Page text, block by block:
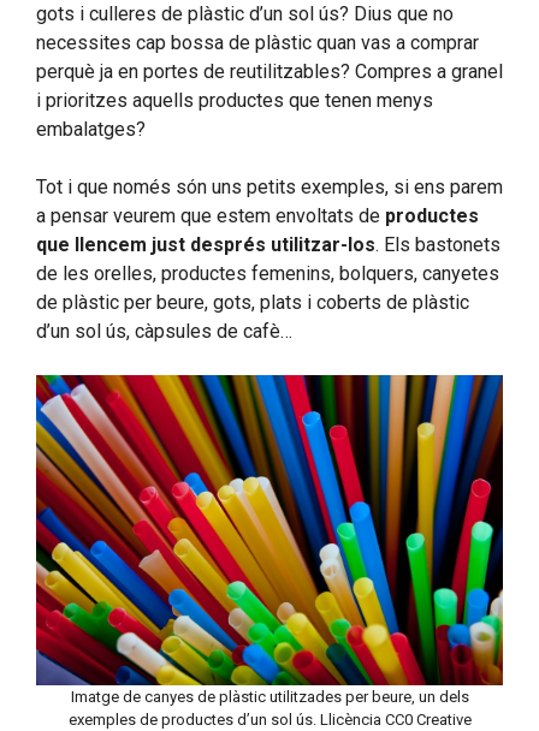
gots i culleres de plàstic d’un sol ús? Dius que no
necessites cap bossa de plàstic quan vas a comprar
perquè ja en portes de reutilitzables? Compres a granel
i prioritzes aquells productes que tenen menys
embalatges?
Tot i que només són uns petits exemples, si ens parem
a pensar veurem que estem envoltats de productes
que llencem just després utilitzar-los. Els bastonets
de les orelles, productes femenins, bolquers, canyetes
de plàstic per beure, gots, plats i coberts de plàstic
d’un sol ús, càpsules de cafè…
Imatge de canyes de plàstic utilitzades per beure, un dels
exemples de productes d’un sol ús. Llicència CC0 Creative